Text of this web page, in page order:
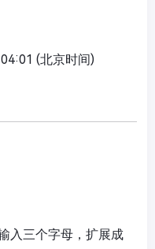
(北京时间)
入三个字母，扩展成